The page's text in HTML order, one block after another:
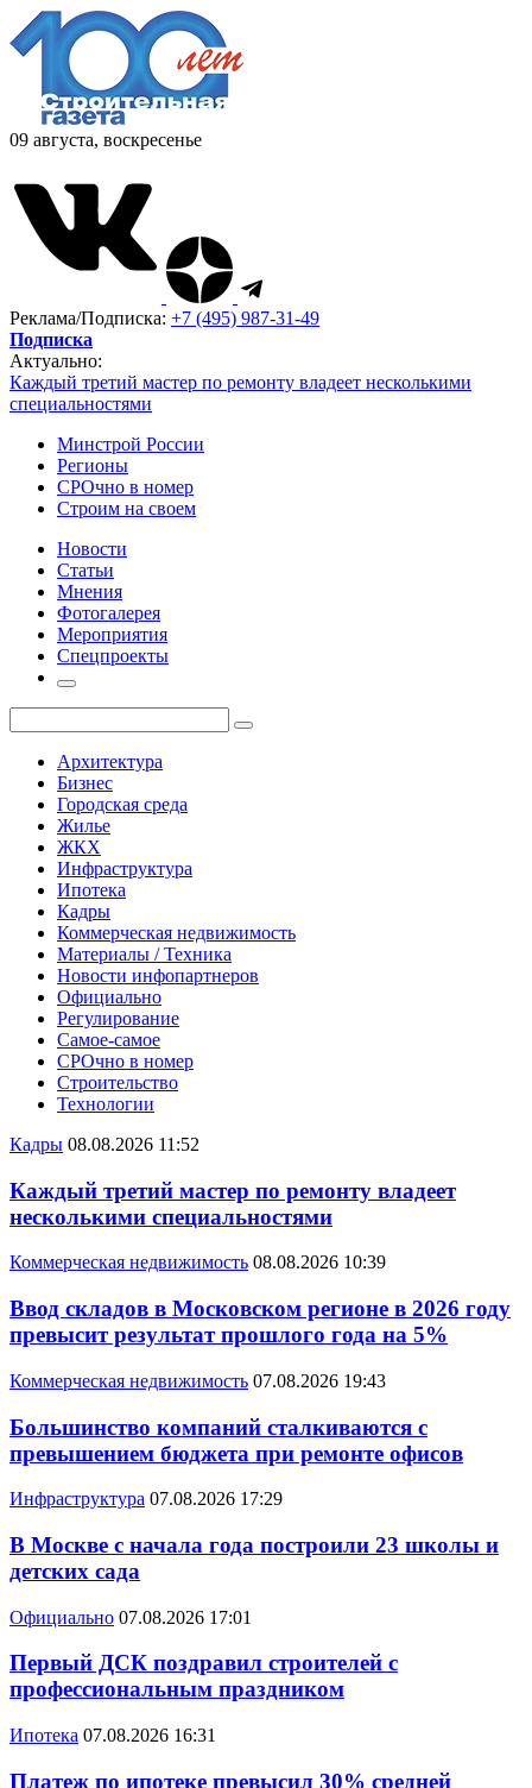
09 августа, воскресенье
Реклама/Подписка: +7 (495) 987-31-49
Подписка
Актуально:
Каждый третий мастер по ремонту владеет несколькими
специальностями
Минстрой России
Регионы
СРОчно в номер
Строим на своем
Новости
Статьи
Мнения
Фотогалерея
Мероприятия
Спецпроекты
Архитектура
Бизнес
Городская среда
Жилье
ЖКХ
Инфраструктура
Ипотека
Кадры
Коммерческая недвижимость
Материалы / Техника
Новости инфопартнеров
Официально
Регулирование
Самое-самое
СРОчно в номер
Строительство
Технологии
Кадры 08.08.2026 11:52
Каждый третий мастер по ремонту владеет
несколькими специальностями
Коммерческая недвижимость 08.08.2026 10:39
Ввод складов в Московском регионе в 2026 году
превысит результат прошлого года на 5%
Коммерческая недвижимость 07.08.2026 19:43
Большинство компаний сталкиваются с
превышением бюджета при ремонте офисов
Инфраструктура 07.08.2026 17:29
В Москве с начала года построили 23 школы и
детских сада
Официально 07.08.2026 17:01
Первый ДСК поздравил строителей с
профессиональным праздником
Ипотека 07.08.2026 16:31
Платеж по ипотеке превысил 30% средней